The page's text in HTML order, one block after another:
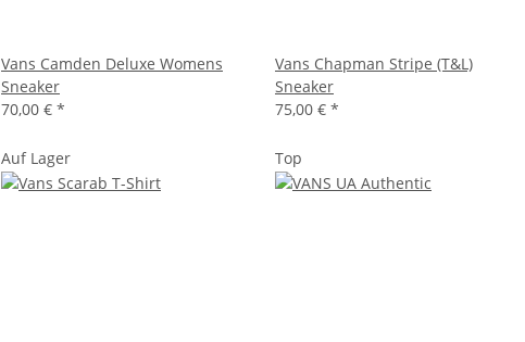
Vans Camden Deluxe Womens
Sneaker
70,00 € *
Vans Chapman Stripe (T&L)
Sneaker
75,00 € *
Auf Lager Top